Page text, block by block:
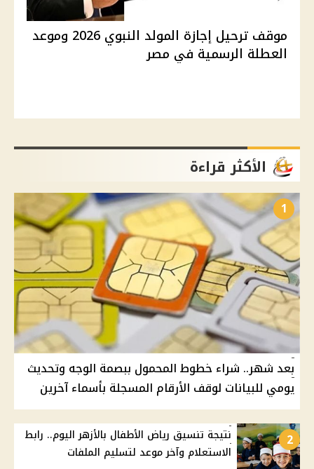
موقف ترحيل إجازة المولد النبوي 2026 وموعد
العطلة الرسمية في مصر
الأكثر قراءة
1
بعد شهر.. شراء خطوط المحمول ببصمة الوجه وتحديث
يومي للبيانات لوقف الأرقام المسجلة بأسماء آخرين
2
نتيجة تنسيق رياض الأطفال بالأزهر اليوم.. رابط
الاستعلام وآخر موعد لتسليم الملفات